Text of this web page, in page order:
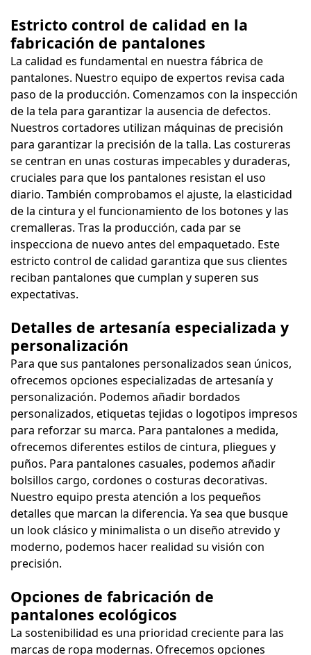
Estricto control de calidad en la
fabricación de pantalones
La calidad es fundamental en nuestra fábrica de
pantalones. Nuestro equipo de expertos revisa cada
paso de la producción. Comenzamos con la inspección
de la tela para garantizar la ausencia de defectos.
Nuestros cortadores utilizan máquinas de precisión
para garantizar la precisión de la talla. Las costureras
se centran en unas costuras impecables y duraderas,
cruciales para que los pantalones resistan el uso
diario. También comprobamos el ajuste, la elasticidad
de la cintura y el funcionamiento de los botones y las
cremalleras. Tras la producción, cada par se
inspecciona de nuevo antes del empaquetado. Este
estricto control de calidad garantiza que sus clientes
reciban pantalones que cumplan y superen sus
expectativas.
Detalles de artesanía especializada y
personalización
Para que sus pantalones personalizados sean únicos,
ofrecemos opciones especializadas de artesanía y
personalización. Podemos añadir bordados
personalizados, etiquetas tejidas o logotipos impresos
para reforzar su marca. Para pantalones a medida,
ofrecemos diferentes estilos de cintura, pliegues y
puños. Para pantalones casuales, podemos añadir
bolsillos cargo, cordones o costuras decorativas.
Nuestro equipo presta atención a los pequeños
detalles que marcan la diferencia. Ya sea que busque
un look clásico y minimalista o un diseño atrevido y
moderno, podemos hacer realidad su visión con
precisión.
Opciones de fabricación de
pantalones ecológicos
La sostenibilidad es una prioridad creciente para las
marcas de ropa modernas. Ofrecemos opciones